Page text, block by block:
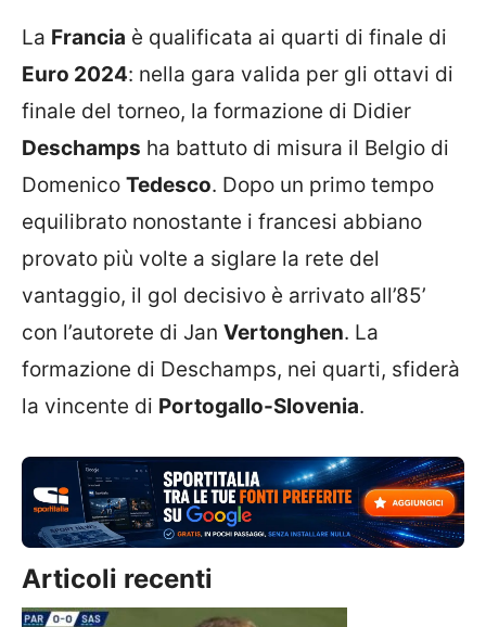
La Francia è qualificata ai quarti di finale di
Euro 2024: nella gara valida per gli ottavi di
finale del torneo, la formazione di Didier
Deschamps ha battuto di misura il Belgio di
Domenico Tedesco. Dopo un primo tempo
equilibrato nonostante i francesi abbiano
provato più volte a siglare la rete del
vantaggio, il gol decisivo è arrivato all’85’
con l’autorete di Jan Vertonghen. La
formazione di Deschamps, nei quarti, sfiderà
la vincente di Portogallo-Slovenia.
Articoli recenti